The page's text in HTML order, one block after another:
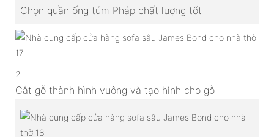
Chọn quần ống túm Pháp chất lượng tốt
2
Cắt gỗ thành hình vuông và tạo hình cho gỗ